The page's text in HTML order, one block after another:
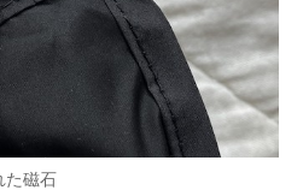
た磁石